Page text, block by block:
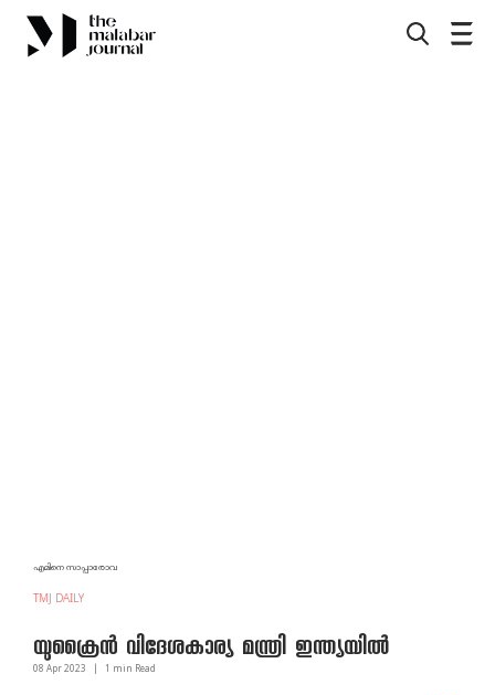
എമിനെ സാപ്പാരോവ
TMJ DAILY
യുക്രൈന്‍ വിദേശകാര്യ മന്ത്രി ഇന്ത്യയില്‍
08 Apr 2023 1 min Read